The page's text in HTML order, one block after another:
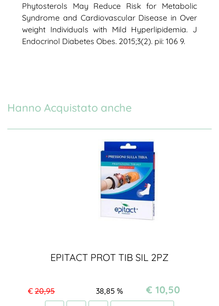
Phytosterols May Reduce Risk for Metabolic
Syndrome and Cardiovascular Disease in Over
weight Individuals with Mild Hyperlipidemia. J
Endocrinol Diabetes Obes. 2015;3(2). pii: 106 9.
Hanno Acquistato anche
EPITACT PROT TIB SIL 2PZ
€ 20,95 %
38,85 € 10,50